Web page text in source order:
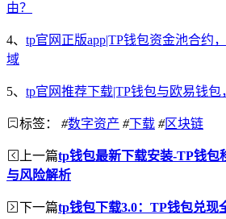
由？
4、 tp官网正版app|TP钱包资金池合约
域
5、 tp官网推荐下载|TP钱包与欧易钱包
标签： #数字资产 #下载 #区块链
上一篇tp钱包最新下载安装-TP钱包
与风险解析
下一篇tp钱包下载3.0：TP钱包兑现